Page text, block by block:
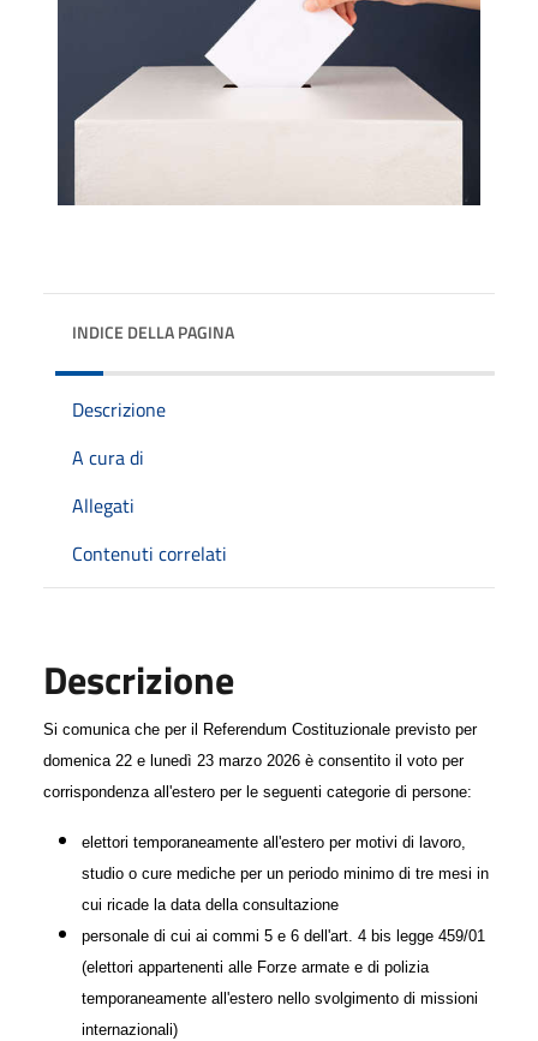
INDICE DELLA PAGINA
Descrizione
A cura di
Allegati
Contenuti correlati
Descrizione
Si comunica che per il Referendum Costituzionale previsto per
domenica 22 e lunedì 23 marzo 2026 è consentito il voto per
corrispondenza all'estero per le seguenti categorie di persone:
elettori temporaneamente all'estero per motivi di lavoro,
studio o cure mediche per un periodo minimo di tre mesi in
cui ricade la data della consultazione
personale di cui ai commi 5 e 6 dell'art. 4 bis legge 459/01
(elettori appartenenti alle Forze armate e di polizia
temporaneamente all'estero nello svolgimento di missioni
internazionali)